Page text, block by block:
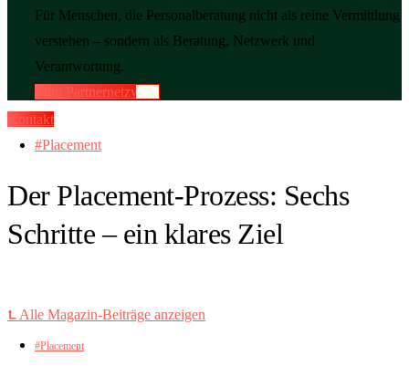
Für Menschen, die Personalberatung nicht als reine Vermittlung
verstehen – sondern als Beratung, Netzwerk und
Verantwortung.
Zum Partnernetzwerk
Kontakt
Placement
Der Placement-Prozess: Sechs
Schritte – ein klares Ziel
⮤ Alle Magazin-Beiträge anzeigen
Placement